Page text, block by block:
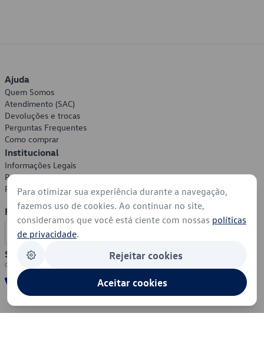
Ajuda
Quem Somos
Atendimento (SAC)
Devoluções e trocas
Perguntas Frequentes
Como comprar
Institucional
Informações Legais
Política de Privacidade
Política de Cookies
Formas de Pagamento
Segurança
Para otimizar sua experiência durante a navegação,
fazemos uso de cookies. Ao continuar no site,
consideramos que você está ciente com nossas políticas
de privacidade.
Rejeitar cookies
Aceitar cookies